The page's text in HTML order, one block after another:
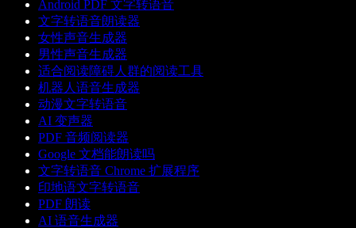
Android PDF 文字转语音
文字转语音朗读器
女性声音生成器
男性声音生成器
适合阅读障碍人群的阅读工具
机器人语音生成器
动漫文字转语音
AI 变声器
PDF 音频阅读器
Google 文档能朗读吗
文字转语音 Chrome 扩展程序
印地语文字转语音
PDF 朗读
AI 语音生成器